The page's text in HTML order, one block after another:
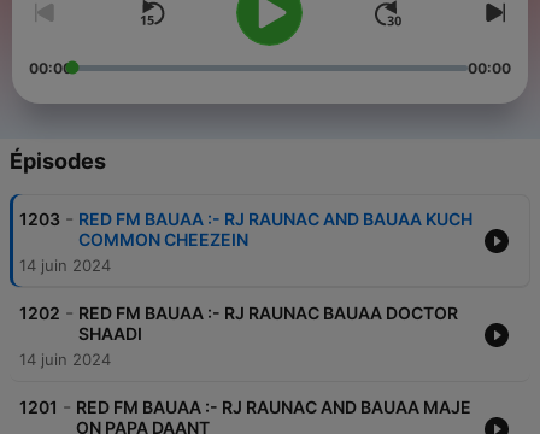
00:00 00:00
Épisodes
1203 - RED FM BAUAA :- RJ RAUNAC AND BAUAA KUCH
COMMON CHEEZEIN
14 juin 2024
1202 - RED FM BAUAA :- RJ RAUNAC BAUAA DOCTOR
SHAADI
14 juin 2024
1201 - RED FM BAUAA :- RJ RAUNAC AND BAUAA MAJE
ON PAPA DAANT